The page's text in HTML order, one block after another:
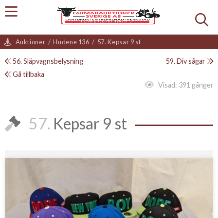
Auktioner / Hudene 136 / 57. Kepsar 9 st
56. Släpvagnsbelysning
59. Div sågar
Gå tillbaka
Visad: 391 gånger
57. Kepsar 9 st